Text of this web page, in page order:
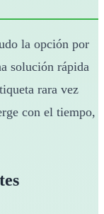
la opción por
solución rápida
rara vez
con el tiempo,